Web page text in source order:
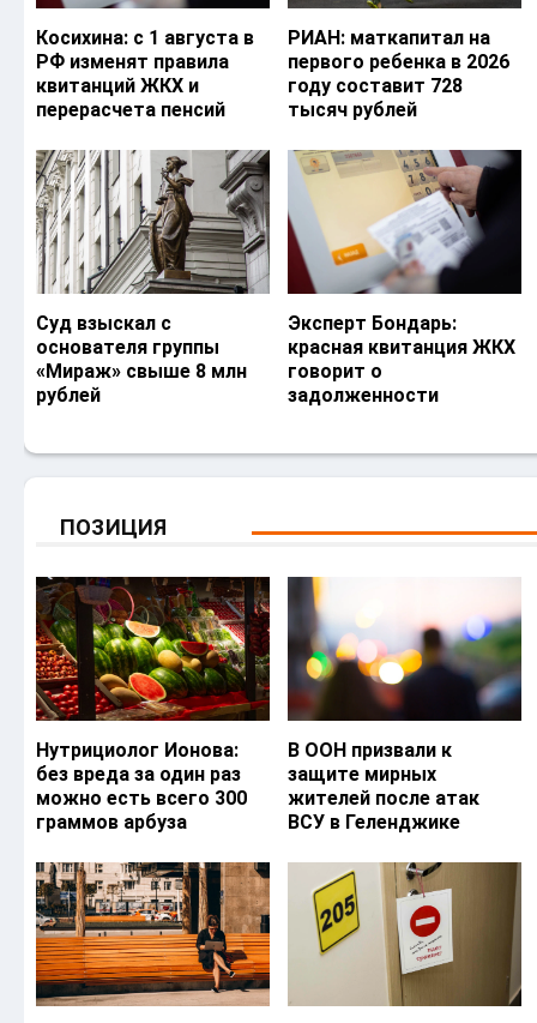
Косихина: с 1 августа в
РФ изменят правила
квитанций ЖКХ и
перерасчета пенсий
РИАН: маткапитал на
первого ребенка в 2026
году составит 728
тысяч рублей
Суд взыскал с
основателя группы
«Мираж» свыше 8 млн
рублей
Эксперт Бондарь:
красная квитанция ЖКХ
говорит о
задолженности
ПОЗИЦИЯ
Нутрициолог Ионова:
без вреда за один раз
можно есть всего 300
граммов арбуза
В ООН призвали к
защите мирных
жителей после атак
ВСУ в Геленджике